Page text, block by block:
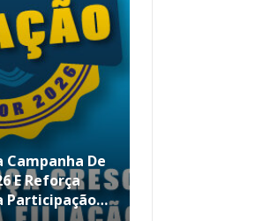
Campanha De
E Reforça
Participação…